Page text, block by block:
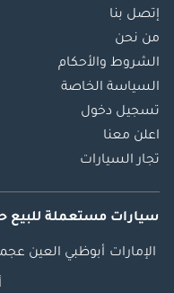
إتصل بنا
من نحن
الشروط والأحكام
السياسة الخاصة
تسجيل دخول
اعلن معنا
تجار السيارات
سيارات مستعملة للبيع
الإمارات أبوظبي العين